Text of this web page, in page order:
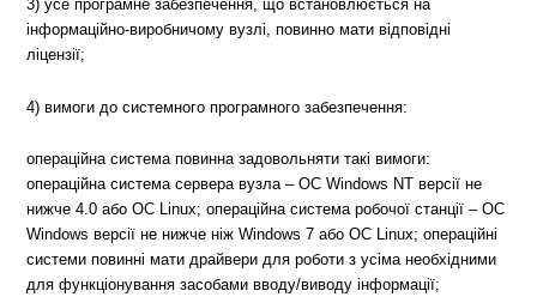
3) усе програмне забезпечення, що встановлюється на
інформаційно-виробничому вузлі, повинно мати відповідні
ліцензії;
4) вимоги до системного програмного забезпечення:
операційна система повинна задовольняти такі вимоги:
операційна система сервера вузла – ОС Windows NT версії не
нижче 4.0 або ОС Linux; операційна система робочої станції – ОС
Windows версії не нижче ніж Windows 7 або ОС Linux; операційні
системи повинні мати драйвери для роботи з усіма необхідними
для функціонування засобами вводу/виводу інформації;